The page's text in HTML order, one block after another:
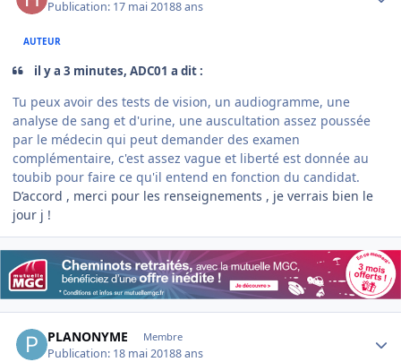
Publication: 17 mai 20188 ans
AUTEUR
il y a 3 minutes, ADC01 a dit :
Tu peux avoir des tests de vision, un audiogramme, une
analyse de sang et d'urine, une auscultation assez poussée
par le médecin qui peut demander des examen
complémentaire, c'est assez vague et liberté est donnée au
toubib pour faire ce qu'il entend en fonction du candidat.
D’accord , merci pour les renseignements , je verrais bien le
jour j !
PLANONYME Membre
Publication: 18 mai 20188 ans